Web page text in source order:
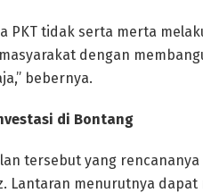
PKT tidak serta merta
dengan
bebernya.
di Bontang
tersebut yang
Lantaran menurutnya